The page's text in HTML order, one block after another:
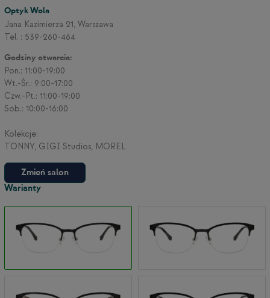
Optyk Wola
Jana Kazimierza 21, Warszawa
Tel. : 539-260-464
Godziny otwarcia:
Zmień salon
Pon.: 11:00-19:00
Wt.-Śr.: 9:00-17:00
Czw.-Pt.: 11:00-19:00
Sob.: 10:00-16:00
Kolekcje:
TONNY, GIGI Studios, MOREL
Warianty